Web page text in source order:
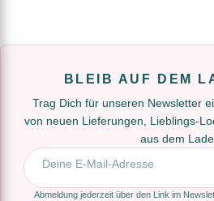
BLEIB AUF DEM
Trag Dich für unseren Newsletter
von neuen Lieferungen, Lieblings-
aus dem
E-Mail-Adresse
Abmeldung jederzeit über den Link im